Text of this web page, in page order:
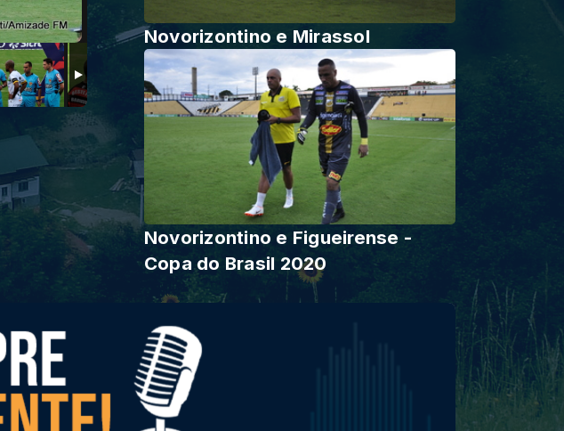
Novorizontino e Mirassol
Novorizontino e Figueirense -
Copa do Brasil 2020